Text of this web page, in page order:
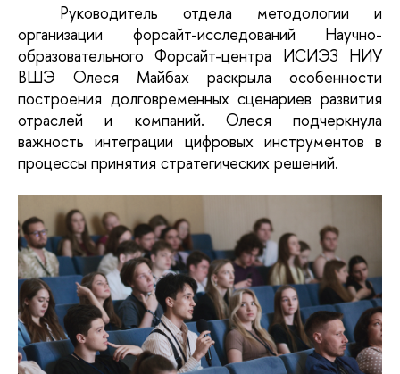
Руководитель отдела методологии и
организации форсайт-исследований Научно-
образовательного Форсайт-центра ИСИЭЗ НИУ
ВШЭ Олеся Майбах раскрыла особенности
построения долговременных сценариев развития
отраслей и компаний. Олеся подчеркнула
важность интеграции цифровых инструментов в
процессы принятия стратегических решений.